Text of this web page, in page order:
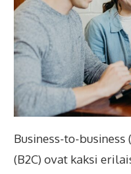
Business-to-business
(B2C) ovat kaksi